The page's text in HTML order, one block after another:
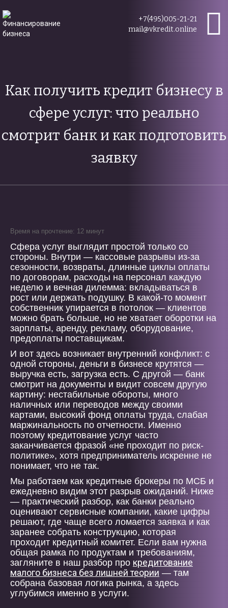
+7(495)005-21-21
mail@vkredit.online
Как получить кредит бизнесу в
сфере услуг: что реально
смотрит банк и как подготовить
заявку
Время на прочтение: 12 минут
Сфера услуг выглядит простой только со
стороны. Внутри — кассовые разрывы из-за
сезонности, возвраты, длинные циклы оплаты
по договорам, расходы на персонал каждую
неделю и вечная дилемма: вкладываться в
рост или держать подушку. В какой-то момент
собственник упирается в потолок — клиентов
можно брать больше, но не хватает оборотки на
зарплаты, аренду, рекламу, оборудование,
предоплаты поставщикам.
И вот здесь возникает внутренний конфликт: с
одной стороны, деньги в бизнесе крутятся —
выручка есть, загрузка есть. С другой — банк
смотрит на документы и видит совсем другую
картину: нестабильные обороты, много
наличных или переводов между своими
картами, высокий фонд оплаты труда, слабая
маржинальность по отчетности. Именно
поэтому кредитование услуг часто
заканчивается фразой «не проходит по риск-
политике», хотя предприниматель искренне не
понимает, что не так.
Мы работаем как кредитные брокеры по МСБ и
ежедневно видим этот разрыв ожиданий. Ниже
— практический разбор, как банки реально
оценивают сервисные компании, какие цифры
решают, где чаще всего ломается заявка и как
заранее собрать конструкцию, которая
проходит кредитный комитет. Если вам нужна
общая рамка по продуктам и требованиям,
загляните в наш разбор про кредитование
малого бизнеса без лишней теории — там
собрана базовая логика рынка, а здесь
углубимся именно в услуги.